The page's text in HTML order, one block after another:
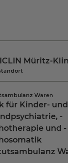
Müritz-
Waren (Müritz)
Route planen
+49 3991 77 0
Waren
für Kinder- und
-
und -